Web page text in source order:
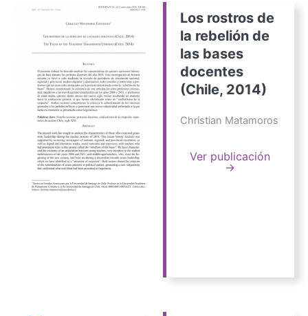
Los rostros de
la rebelión de
las bases
docentes
(Chile, 2014)
Christian Matamoros
Ver publicación
→